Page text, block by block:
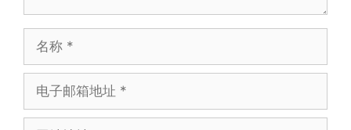
邮